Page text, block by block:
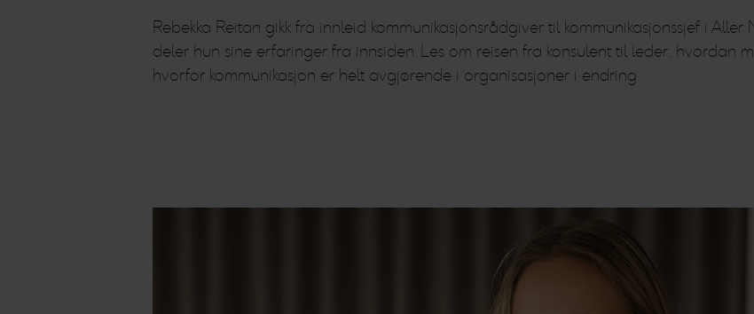
Rebekka Reitan gikk fra innleid kommunikasjonsrådgiver til kommunikasjonssjef i
deler hun sine erfaringer fra innsiden. Les om reisen fra konsulent til leder, hvordan
hvorfor kommunikasjon er helt avgjørende i organisasjoner i endring.